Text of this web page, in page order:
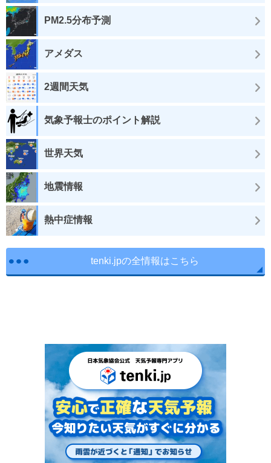
PM2.5分布予測
アメダス
2週間天気
気象予報士のポイント解説
世界天気
地震情報
熱中症情報
tenki.jpの全情報はこちら